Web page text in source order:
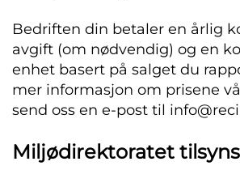
Bedriften din betaler en årlig
avgift (om nødvendig) og en
enhet basert på salget du
mer informasjon om prisene
send oss en e-post til
Miljødirektoratet